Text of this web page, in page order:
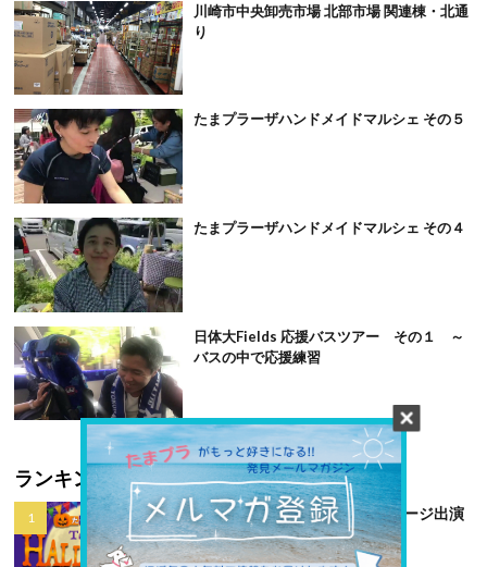
川崎市中央卸売市場 北部市場 関連棟・北通
り
たまプラーザハンドメイドマルシェ その５
たまプラーザハンドメイドマルシェ その４
日体大Fields 応援バスツアー その１ ～
バスの中で応援練習
ランキング
第7回たまプラハロウィン ステージ出演
者募集